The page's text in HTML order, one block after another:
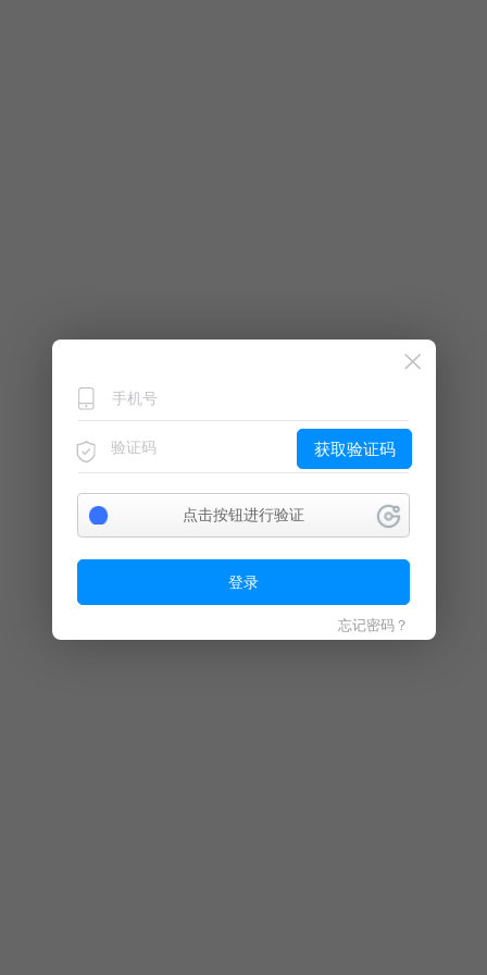
获取验证码
点击按钮进行验证
登录
忘记密码？